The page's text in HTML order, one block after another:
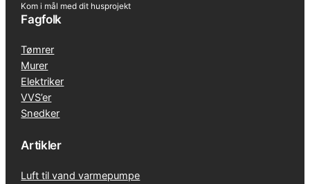
Kom i mål med dit husprojekt
Fagfolk
Tømrer
Murer
Elektriker
VVS’er
Snedker
Artikler
Luft til vand varmepumpe